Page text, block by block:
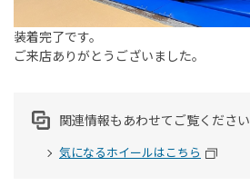
装着完了です。
ご来店ありがとうございました。
関連情報もあわせてご覧ください
気になるホイールはこちら